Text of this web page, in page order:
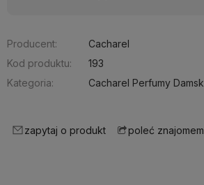
Producent:
Cacharel
Kod produktu:
193
Kategoria:
Cacharel Perfumy
zapytaj o produkt poleć